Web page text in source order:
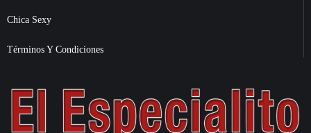
Chica Sexy
Términos Y Condiciones